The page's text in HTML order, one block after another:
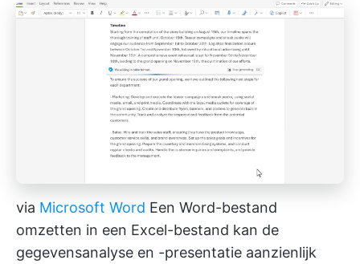
via Microsoft Word Een Word-bestand
omzetten in een Excel-bestand kan de
gegevensanalyse en -presentatie aanzienlijk